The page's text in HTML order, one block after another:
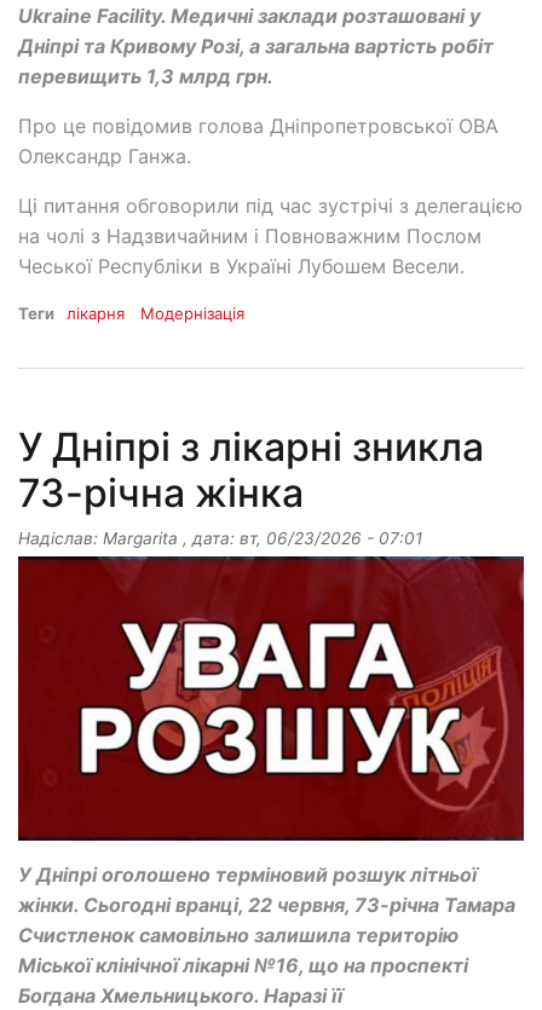
Ukraine Facility. Медичні заклади розташовані у
Дніпрі та Кривому Розі, а загальна вартість робіт
перевищить 1,3 млрд грн.
Про це повідомив голова Дніпропетровської ОВА
Олександр Ганжа.
Ці питання обговорили під час зустрічі з делегацією
на чолі з Надзвичайним і Повноважним Послом
Чеської Республіки в Україні Лубошем Весели.
Теги лікарня Модернізація
У Дніпрі з лікарні зникла
73-річна жінка
Надіслав: Margarita , дата: вт, 06/23/2026 - 07:01
У Дніпрі оголошено терміновий розшук літньої
жінки. Сьогодні вранці, 22 червня, 73-річна Тамара
Счистленок самовільно залишила територію
Міської клінічної лікарні №16, що на проспекті
Богдана Хмельницького. Наразі її